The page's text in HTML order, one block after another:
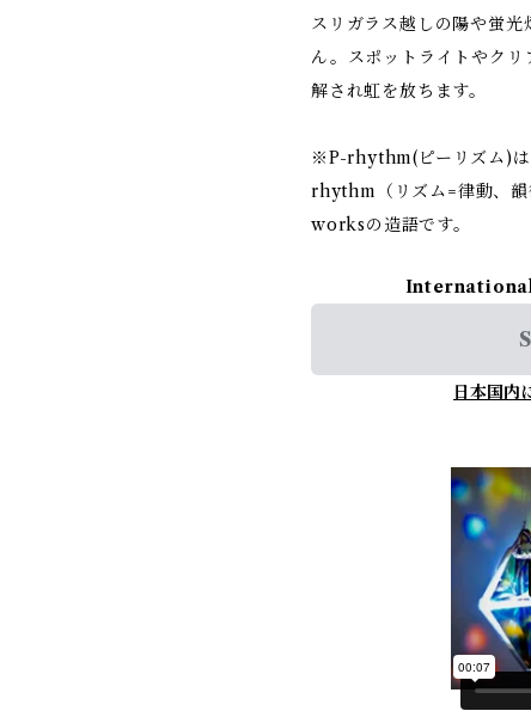
スリガラス越しの陽や蛍光
ん。スポットライトやク
解され虹を放ちます。
※P-rhythm(ピーリズム)
rhythm（リズム=律動、
worksの造語です。
日本国内